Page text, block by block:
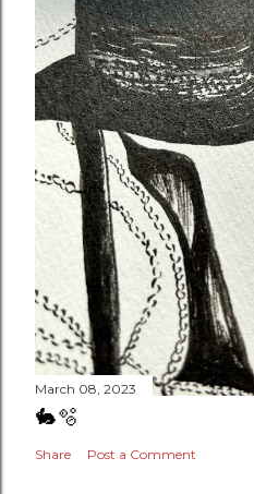
March 08, 2023
🐇🫧
Share Post a Comment